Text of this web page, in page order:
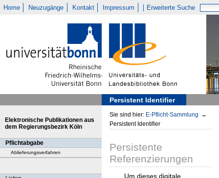
Home Neuzugänge Kontakt Impressum Erweiterte Suche
Persistent Identifier
Elektronische Publikationen aus
dem Regierungsbezirk Köln
Pflichtabgabe
Ablieferungsverfahren
Sie sind hier: E-Pflicht-Sammlung →
Persistent Identifier
Persistente
Referenzierungen
Um dieses digitale